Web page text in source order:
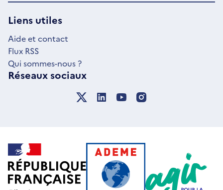
UNE
Liens utiles
Aide et contact
Flux RSS
Qui sommes-nous ?
Réseaux sociaux